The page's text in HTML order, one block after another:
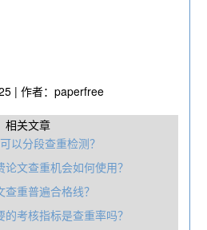
| 作者：paperfree
相关文章
以分段查重检测？
文查重机会如何使用？
查重普遍合格线？
考核指标是查重率吗？